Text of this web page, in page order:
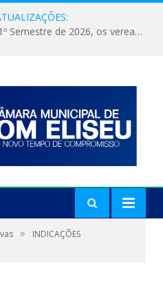
Na 10ª Sessão Ordinária do 1º Semestre de 2026, os vereadores receberam a nova comandante do 51º Batalhão de Polícia Militar, a Major Alessandra Lopes Leal Bandeira. A visita institucional proporcionou a apresentação da oficial aos parlamentares e reforçou o compromisso de cooperação entre a Polícia Militar e o Poder Legislativo em prol da segurança da população.
»
INDICAÇÕES